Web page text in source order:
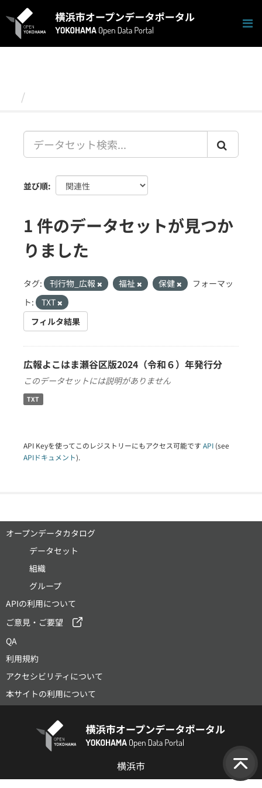
キ
並び順
1 件のデータセットが見つか
りました
タグ: 刊行物_広報 福祉 保健
フォーマッ
ト:
TXT
フィルタ結果
広報よこはま瀬谷区版2024（令和６）年発行分
このデータセットには説明がありません
TXT
API Keyを使ってこのレジストリーにもアクセス可能です API (see
APIドキュメント).
オープンデータカタログ
データセット
組織
グループ
APIの利用について
ご意見・ご要望
QA
利用規約
アクセシビリティについて
本サイトの利用について
横浜市